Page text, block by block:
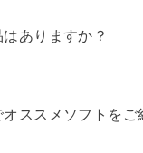
ありますか？
ススメソフトをご